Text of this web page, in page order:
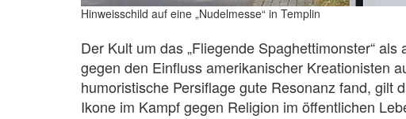
Hinweisschild auf eine „Nudelmesse“ in Templin
Der Kult um das „Fliegende Spaghettimonster“
gegen den Einfluss amerikanischer Kreationisten
humoristische Persiflage gute Resonanz fand, gilt
Ikone im Kampf gegen Religion im öffentlichen